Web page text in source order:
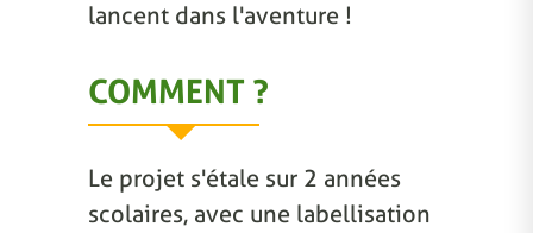
lancent dans l'aventure !
COMMENT ?
Le projet s'étale sur 2 années
scolaires, avec une labellisation